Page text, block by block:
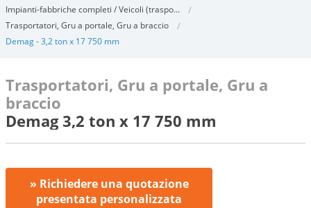
Impianti-fabbriche completi / Veicoli (traspo...
Trasportatori, Gru a portale, Gru a braccio
Demag - 3,2 ton x 17 750 mm
Trasportatori, Gru a portale, Gru a
braccio
Demag 3,2 ton x 17 750 mm
» Richiedere una quotazione
presentata personalizzata